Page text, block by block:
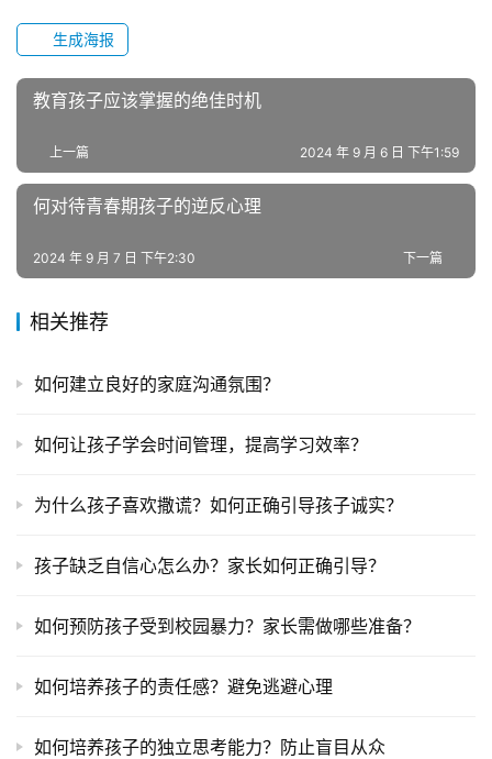
生成海报
教育孩子应该掌握的绝佳时机
上一篇 2024 年 9 月 6 日 下午1:59
何对待青春期孩子的逆反心理
下一篇
2024 年 9 月 7 日 下午2:30
相关推荐
如何建立良好的家庭沟通氛围？
如何让孩子学会时间管理，提高学习效率？
为什么孩子喜欢撒谎？如何正确引导孩子诚实？
孩子缺乏自信心怎么办？家长如何正确引导？
如何预防孩子受到校园暴力？家长需做哪些准备？
如何培养孩子的责任感？避免逃避心理
如何培养孩子的独立思考能力？防止盲目从众